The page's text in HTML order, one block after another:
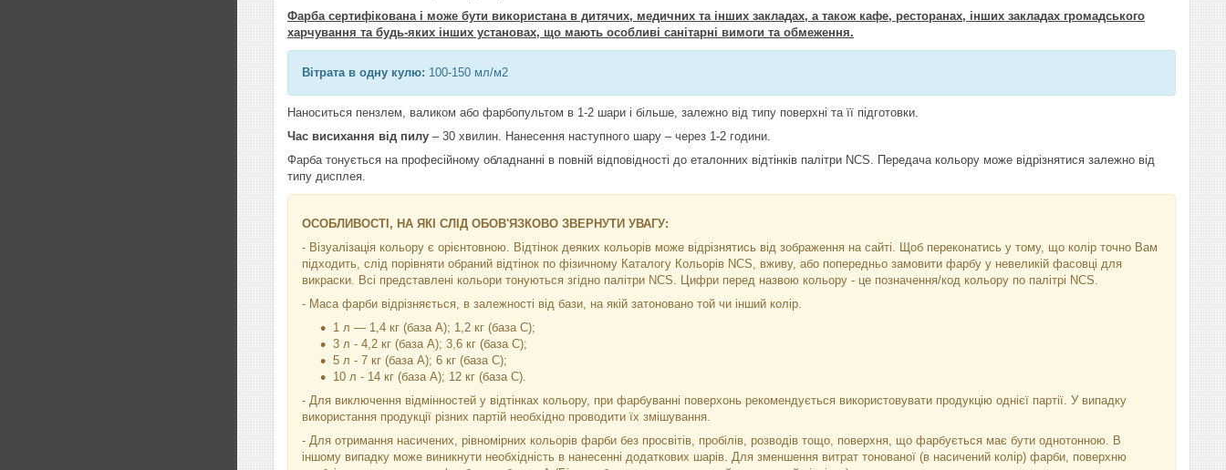
Фарба сертифікована і може бути використана в дитячих, медичних та інших закладах, а також кафе, ресторанах, інших закладах громадського
харчування та будь-яких інших установах, що мають особливі санітарні вимоги та обмеження.
Вітрата в одну кулю: 100-150 мл/м2
Наноситься пензлем, валиком або фарбопультом в 1-2 шари і більше, залежно від типу поверхні та її підготовки.
Час висихання від пилу – 30 хвилин. Нанесення наступного шару – через 1-2 години.
Фарба тонується на професійному обладнанні в повній відповідності до еталонних відтінків палітри NCS. Передача кольору може відрізнятися залежно від
типу дисплея.
ОСОБЛИВОСТІ, НА ЯКІ СЛІД ОБОВ'ЯЗКОВО ЗВЕРНУТИ УВАГУ:
- Візуалізація кольору є орієнтовною. Відтінок деяких кольорів може відрізнятись від зображення на сайті. Щоб переконатись у тому, що колір точно Вам
підходить, слід порівняти обраний відтінок по фізичному Каталогу Кольорів NCS, вживу, або попередньо замовити фарбу у невеликій фасовці для
викраски. Всі представлені кольори тонуються згідно палітри NCS. Цифри перед назвою кольору - це позначення/код кольору по палітрі NCS.
- Маса фарби відрізняється, в залежності від бази, на якій затоновано той чи інший колір.
1 л — 1,4 кг (база А); 1,2 кг (база С);
3 л - 4,2 кг (база А); 3,6 кг (база C);
5 л - 7 кг (база А); 6 кг (база С);
10 л - 14 кг (база А); 12 кг (база С).
- Для виключення відмінностей у відтінках кольору, при фарбуванні поверхонь рекомендується використовувати продукцію однієї партії. У випадку
використання продукції різних партій необхідно проводити їх змішування.
- Для отримання насичених, рівномірних кольорів фарби без просвітів, пробілів, розводів тощо, поверхня, що фарбується має бути однотонною. В
іншому випадку може виникнути необхідність в нанесенні додаткових шарів. Для зменшення витрат тонованої (в насичений колір) фарби, поверхню